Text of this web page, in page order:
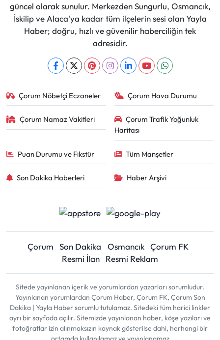
güncel olarak sunulur. Merkezden Sungurlu, Osmancık,
İskilip ve Alaca'ya kadar tüm ilçelerin sesi olan Yayla
Haber; doğru, hızlı ve güvenilir haberciliğin tek
adresidir.
Çorum Nöbetçi Eczaneler Çorum Hava Durumu
Çorum Namaz Vakitleri
Çorum Trafik Yoğunluk
Haritası
Puan Durumu ve Fikstür Tüm Manşetler
Son Dakika Haberleri Haber Arşivi
Çorum Son Dakika Osmancık Çorum FK
Resmi İlan
Resmi Reklam
Sitede yayınlanan içerik ve yorumlardan yazarları sorumludur.
Yayınlanan yorumlardan Çorum Haber, Çorum FK, Çorum Son
Dakika | Yayla Haber sorumlu tutulamaz. Sitedeki tüm harici linkler
ayrı bir sayfada açılır. Sitemizde yayınlanan haber, köşe yazıları ve
fotoğraflar izin alınmaksızın kaynak gösterilse dahi, herhangi bir